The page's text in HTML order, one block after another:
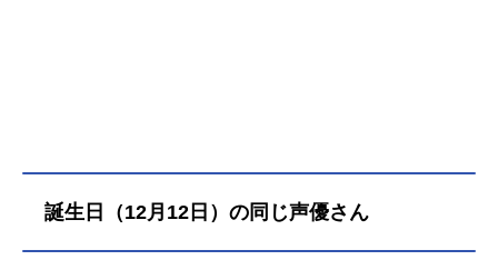
ゼ：西明日香イーナ：小松未可子ル
A・Oエルヴィン：下野紘ローデリ
誕生日（12月12日）の同じ声優さん